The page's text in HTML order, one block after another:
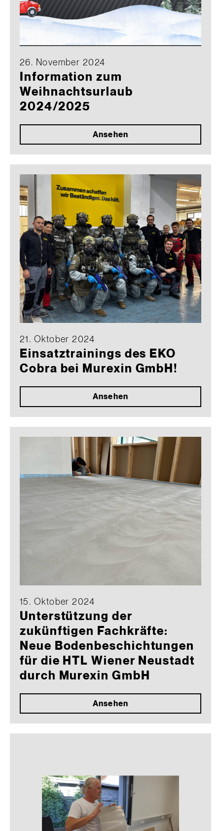
26. November 2024
Information zum
Weihnachtsurlaub
2024/2025
Ansehen
21. Oktober 2024
Einsatztrainings des EKO
Cobra bei Murexin GmbH!
Ansehen
15. Oktober 2024
Unterstützung der
zukünftigen Fachkräfte:
Neue Bodenbeschichtungen
für die HTL Wiener Neustadt
durch Murexin GmbH
Ansehen